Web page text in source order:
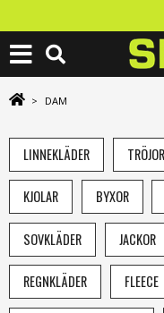
> DAM
LINNEKLÄDER TRÖJOR
KJOLAR BYXOR
SOVKLÄDER JACKOR
REGNKLÄDER FLEECE